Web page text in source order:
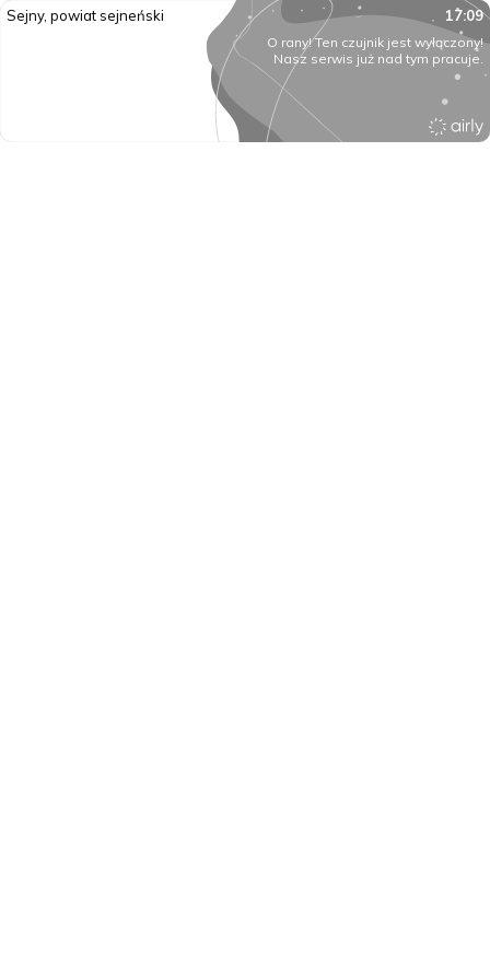
Sejny, powiat sejneński 17:09
O rany! Ten czujnik jest wyłączony!
Nasz serwis już nad tym pracuje.